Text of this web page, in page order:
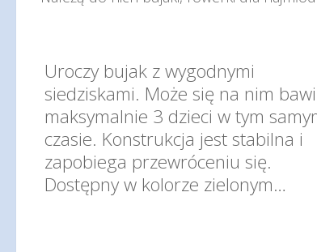
Uroczy bujak z wygodnymi
siedziskami. Może się na nim
maksymalnie 3 dzieci w tym
czasie. Konstrukcja jest stabilna i
zapobiega przewróceniu się.
Dostępny w kolorze zielonym…